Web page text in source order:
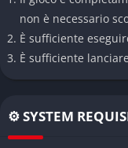
assegnare ruoli ai
IA avanzata: Gli
artificiale che
situazioni, mentre
partite.
Sistema di
non è necessario
È sufficiente
È sufficiente
⚙️ SYSTEM